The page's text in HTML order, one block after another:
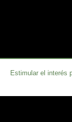
Estimular el interés